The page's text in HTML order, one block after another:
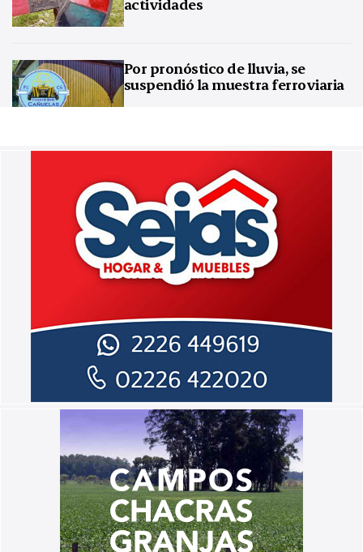
actividades
Por pronóstico de lluvia, se
suspendió la muestra ferroviaria